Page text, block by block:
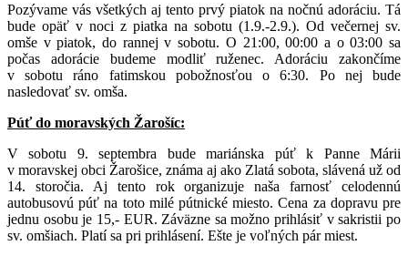
Pozývame vás všetkých aj tento prvý piatok na nočnú adoráciu. Tá
bude opäť v noci z piatka na sobotu (1.9.-2.9.). Od večernej sv.
omše v piatok, do rannej v sobotu. O 21:00, 00:00 a o 03:00 sa
počas adorácie budeme modliť ruženec. Adoráciu zakončíme
v sobotu ráno fatimskou pobožnosťou o 6:30. Po nej bude
nasledovať sv. omša.
Púť do moravských Žarošíc:
V sobotu 9. septembra bude mariánska púť k Panne Márii
v moravskej obci Žarošice, známa aj ako Zlatá sobota, slávená už od
14. storočia. Aj tento rok organizuje naša farnosť celodennú
autobusovú púť na toto milé pútnické miesto. Cena za dopravu pre
jednu osobu je 15,- EUR. Záväzne sa možno prihlásiť v sakristii po
sv. omšiach. Platí sa pri prihlásení. Ešte je voľných pár miest.